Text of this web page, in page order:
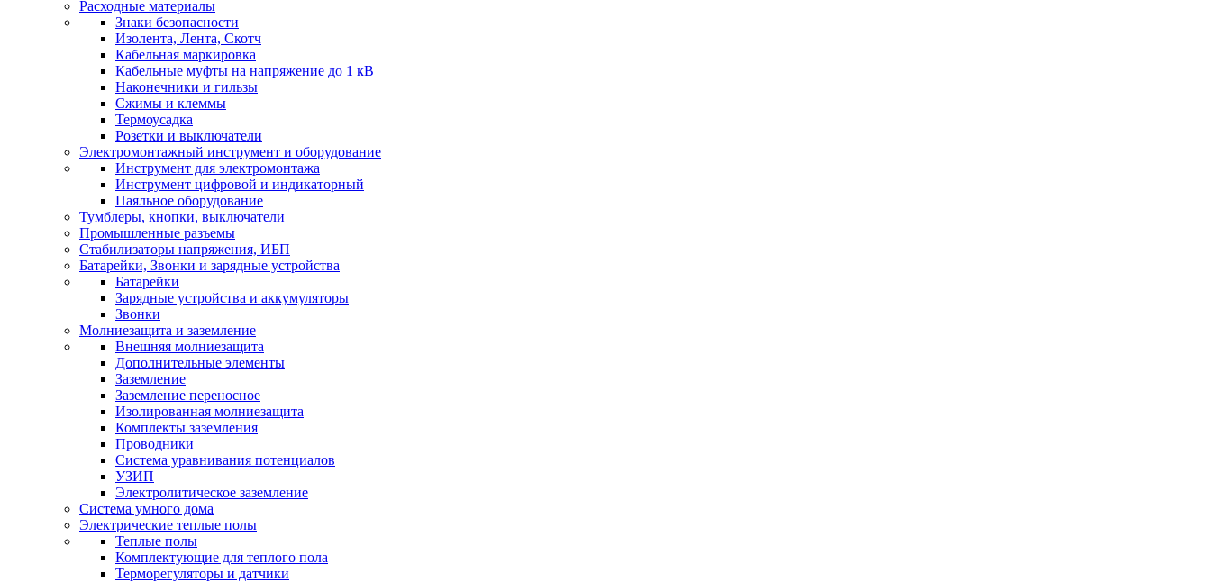
Расходные материалы
Знаки безопасности
Изолента, Лента, Скотч
Кабельная маркировка
Кабельные муфты на напряжение до 1 кВ
Наконечники и гильзы
Сжимы и клеммы
Термоусадка
Розетки и выключатели
Электромонтажный инструмент и оборудование
Инструмент для электромонтажа
Инструмент цифровой и индикаторный
Паяльное оборудование
Тумблеры, кнопки, выключатели
Промышленные разъемы
Стабилизаторы напряжения, ИБП
Батарейки, Звонки и зарядные устройства
Батарейки
Зарядные устройства и аккумуляторы
Звонки
Молниезащита и заземление
Внешняя молниезащита
Дополнительные элементы
Заземление
Заземление переносное
Изолированная молниезащита
Комплекты заземления
Проводники
Система уравнивания потенциалов
УЗИП
Электролитическое заземление
Система умного дома
Электрические теплые полы
Теплые полы
Комплектующие для теплого пола
Терморегуляторы и датчики